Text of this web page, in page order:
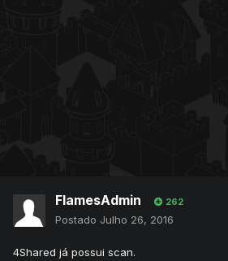
FlamesAdmin 262
Postado Julho 26, 2016
4Shared já possui scan.